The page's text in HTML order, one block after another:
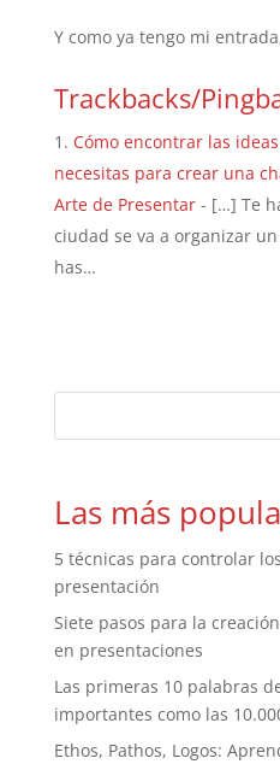
Y como ya tengo mi
Trackbacks/
Cómo encontrar las
necesitas para crear una
Arte de Presentar- […] Te
ciudad se va a organizar
has…
Las más
5 técnicas para controlar
presentación
Siete pasos para la
en presentaciones
Las primeras 10 palabras
importantes como las
Ethos, Pathos, Logos: